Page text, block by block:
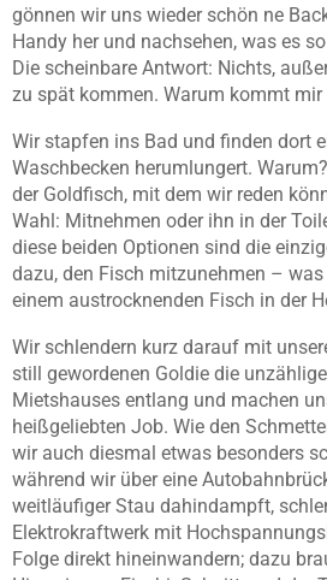
gönnen wir uns wieder schön ne
Handy her und nachsehen, was es
Die scheinbare Antwort: Nichts,
zu spät kommen. Warum kommt mir
Wir stapfen ins Bad und finden dort
Waschbecken herumlungert.
der Goldfisch, mit dem wir reden
Wahl: Mitnehmen oder ihn in der
diese beiden Optionen sind die
dazu, den Fisch mitzunehmen –
einem austrocknenden Fisch in der
Wir schlendern kurz darauf mit
still gewordenen Goldie die
Mietshauses entlang und machen
heißgeliebten Job. Wie den
wir auch diesmal etwas besonders
während wir über eine
weitläufiger Stau dahindampft,
Elektrokraftwerk mit
Folge direkt hineinwandern; dazu